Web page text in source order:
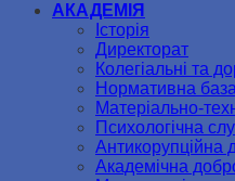
АКАДЕМІЯ
Історія
Директорат
Колегіальні та
Нормативна база
Матеріально-
Психологічна
Антикорупційна
Академічна